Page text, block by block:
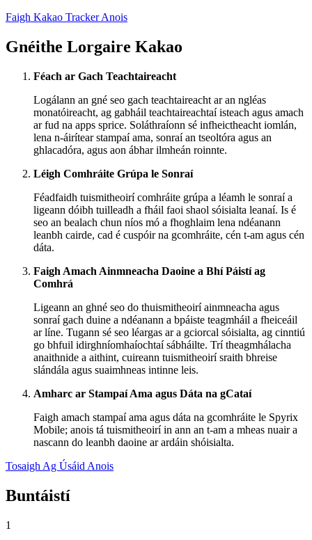
Faigh Kakao Tracker Anois
Gnéithe Lorgaire Kakao
Féach ar Gach Teachtaireacht
Logálann an gné seo gach teachtaireacht ar an ngléas
monatóireacht, ag gabháil teachtaireachtaí isteach agus amach
ar fud na apps sprice. Soláthraíonn sé infheictheacht iomlán,
lena n-áirítear stampaí ama, sonraí an tseoltóra agus an
ghlacadóra, agus aon ábhar ilmheán roinnte.
Léigh Comhráite Grúpa le Sonraí
Féadfaidh tuismitheoirí comhráite grúpa a léamh le sonraí a
ligeann dóibh tuilleadh a fháil faoi shaol sóisialta leanaí. Is é
seo an bealach chun níos mó a fhoghlaim lena ndéanann
leanbh cairde, cad é cuspóir na gcomhráite, cén t-am agus cén
dáta.
Faigh Amach Ainmneacha Daoine a Bhí Páistí ag
Comhrá
Ligeann an ghné seo do thuismitheoirí ainmneacha agus
sonraí gach duine a ndéanann a bpáiste teagmháil a fheiceáil
ar líne. Tugann sé seo léargas ar a gciorcal sóisialta, ag cinntiú
go bhfuil idirghníomhaíochtaí sábháilte. Trí theagmhálacha
anaithnide a aithint, cuireann tuismitheoirí sraith bhreise
slándála agus suaimhneas intinne leis.
Amharc ar Stampaí Ama agus Dáta na gCataí
Faigh amach stampaí ama agus dáta na gcomhráite le Spyrix
Mobile; anois tá tuismitheoirí in ann an t-am a mheas nuair a
nascann do leanbh daoine ar ardáin shóisialta.
Tosaigh Ag Úsáid Anois
Buntáistí
1